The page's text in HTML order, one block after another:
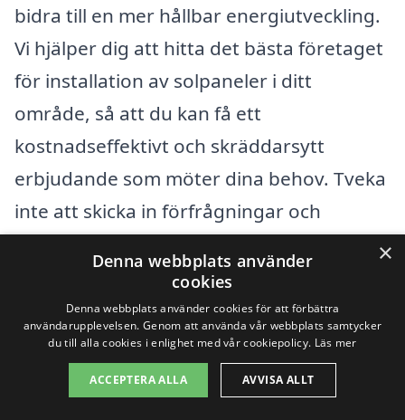
bidra till en mer hållbar energiutveckling.
Vi hjälper dig att hitta det bästa företaget
för installation av solpaneler i ditt
område, så att du kan få ett
kostnadseffektivt och skräddarsytt
erbjudande som möter dina behov. Tveka
inte att skicka in förfrågningar och
jämföra olika alternativ på vår plattform
för att göra ett välgrundat val.
Få 3 erbjudanden, gratis och utan
förpliktelser
×
Denna webbplats använder
cookies
Denna webbplats använder cookies för att förbättra
användarupplevelsen. Genom att använda vår webbplats samtycker
du till alla cookies i enlighet med vår cookiepolicy. Läs mer
ACCEPTERA ALLA AVVISA ALLT